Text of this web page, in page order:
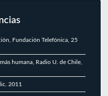
Fundación Telefónica, 25
humana, Radio U. de Chile,
2011